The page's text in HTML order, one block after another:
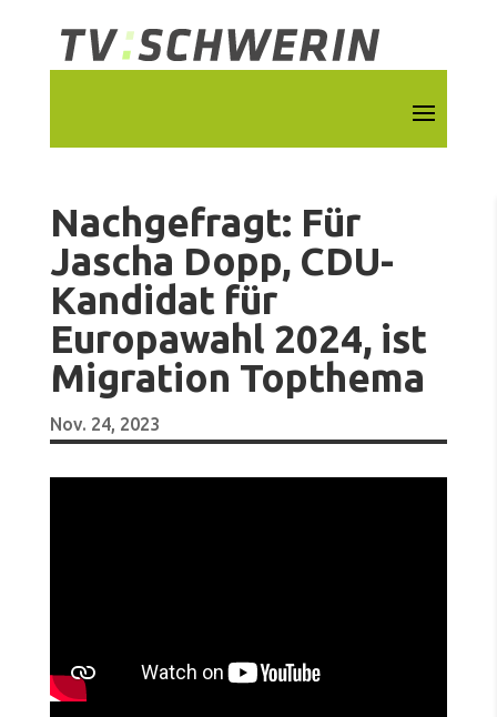
Nachgefragt: Für
Jascha Dopp, CDU-
Kandidat für
Europawahl 2024, ist
Migration Topthema
Nov. 24, 2023